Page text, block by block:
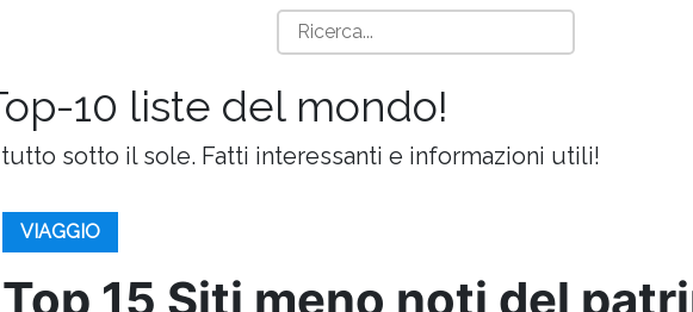
10 liste del mondo!
sotto il sole. Fatti interessanti e informazioni utili!
VIAGGIO
Top 15 Siti meno noti del